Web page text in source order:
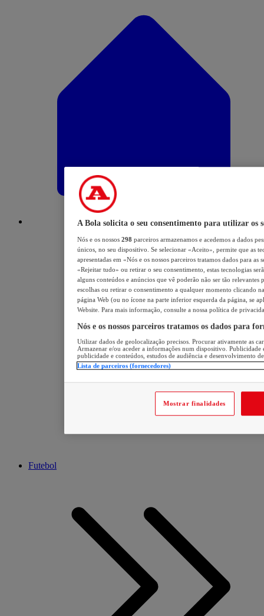
Futebol
A Bola solicita o seu consentimento para utilizar os
Nós e os nossos 298 parceiros armazenamos e acedemos a dados
únicos, no seu dispositivo. Se selecionar «Aceito», permite que as
apresentadas em «Nós e os nossos parceiros tratamos dados para
«Rejeitar tudo» ou retirar o seu consentimento, estas tecnologias
alguns conteúdos e anúncios que vê poderão não ser tão relevantes
escolhas ou retirar o consentimento a qualquer momento clicando
página Web (ou no ícone na parte inferior esquerda da página, se
Website. Para mais informação, consulte a nossa política de
Nós e os nossos parceiros tratamos os dados para
Utilizar dados de geolocalização precisos. Procurar ativamente as
Armazenar e/ou aceder a informações num dispositivo. Publicidade
publicidade e conteúdos, estudos de audiência e desenvolvimento
Lista de parceiros (fornecedores)
Mostrar finalidades